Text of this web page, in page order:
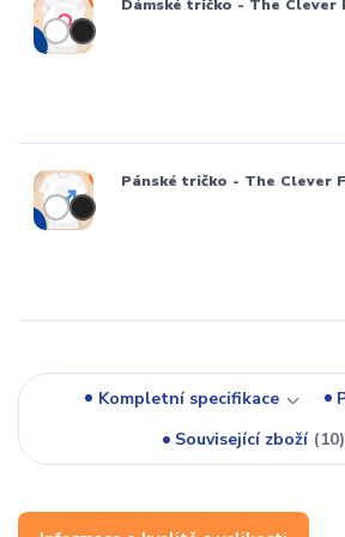
Dámské tričko - The Clever
Pánské tričko - The Clever
Kompletní specifikace
Související zboží
10